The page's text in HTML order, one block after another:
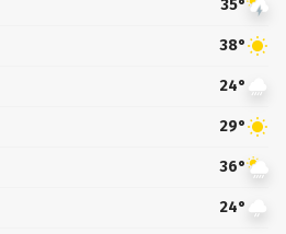
35°
38°
24°
29°
36°
24°